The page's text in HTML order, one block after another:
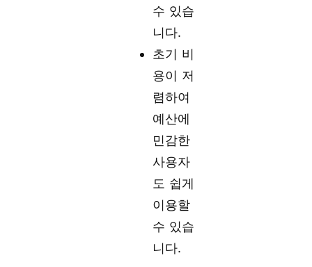
수 있습
니다.
초기 비
용이 저
렴하여
예산에
민감한
사용자
도 쉽게
이용할
수 있습
니다.